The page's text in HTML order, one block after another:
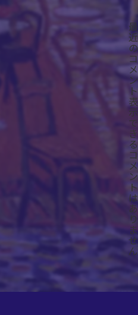
最
近
の
コ
メ
ン
ト
表
示
で
き
る
コ
メ
ン
ト
は
あ
り
ま
せ